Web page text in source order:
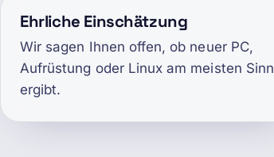
Ehrliche Einschätzung
Wir sagen Ihnen offen, ob neuer PC,
Aufrüstung oder Linux am meisten Sinn
ergibt.